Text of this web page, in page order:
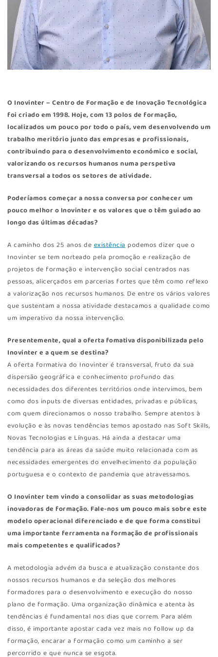
O Inovinter – Centro de Formação e de Inovação Tecnológica
foi criado em 1998. Hoje, com 13 polos de formação,
localizados um pouco por todo o país, vem desenvolvendo um
trabalho meritório junto das empresas e profissionais,
contribuindo para o desenvolvimento económico e social,
valorizando os recursos humanos numa perspetiva
transversal a todos os setores de atividade.
Poderíamos começar a nossa conversa por conhecer um
pouco melhor o Inovinter e os valores que o têm guiado ao
longo das últimas décadas?
A caminho dos 25 anos deexistênciapodemos dizer que o
Inovinter se tem norteado pela promoção e realização de
projetos de formação e intervenção social centrados nas
pessoas, alicerçados em parcerias fortes que têm como reflexo
a valorização nos recursos humanos. De entre os vários valores
que sustentam a nossa atividade destacamos a qualidade como
um imperativo da nossa intervenção.
Presentemente, qual a oferta fomativa disponibilizada pelo
Inovinter e a quem se destina?
A oferta formativa do Inovinter é transversal, fruto da sua
dispersão geográfica e conhecimento profundo das
necessidades dos diferentes territórios onde intervimos, bem
como dos inputs de diversas entidades, privadas e públicas,
com quem direcionamos o nosso trabalho. Sempre atentos à
evolução e às novas tendências temos apostado nas Soft Skills,
Novas Tecnologias e Línguas. Há ainda a destacar uma
tendência para as áreas da saúde muito relacionada com as
necessidades emergentes do envelhecimento da população
portuguesa e o contexto de pandemia que atravessamos.
O Inovinter tem vindo a consolidar as suas metodologias
inovadoras de formação. Fale-nos um pouco mais sobre este
modelo operacional diferenciado e de que forma constitui
uma importante ferramenta na formação de profissionais
mais competentes e qualificados?
A metodologia advém da busca e atualização constante dos
nossos recursos humanos e da seleção dos melhores
formadores para o desenvolvimento e execução do nosso
plano de formação. Uma organização dinâmica e atenta às
tendências é fundamental nos dias que correm. Para além
disso, é importante apostar cada vez mais no follow up da
formação, encarar a formação como um caminho a ser
percorrido e que nunca se esgota.